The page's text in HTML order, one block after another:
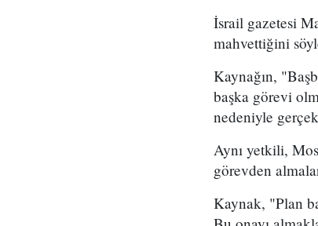
İsrail gazetesi
mahvettiğini
Kaynağın,
başka görevi
nedeniyle
Aynı yetkili,
görevden
Kaynak, "Plan